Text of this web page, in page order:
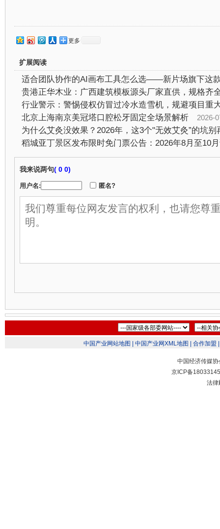
更多
扩展阅读
行业警示：警惕侵权仿冒过冷水造雪机，规避项目重
北京上海南京美冠塔口腔松牙固定全场景解析
2026-07-
为什么艾灸没效果？2026年，这3个"无效艾灸”的坑别
我来说两句( 0 0)
用户名: 匿名?
中国产业网站地图 | 中国产业网XML地图 | 合作加盟 |
中国经济传媒
京ICP备
法